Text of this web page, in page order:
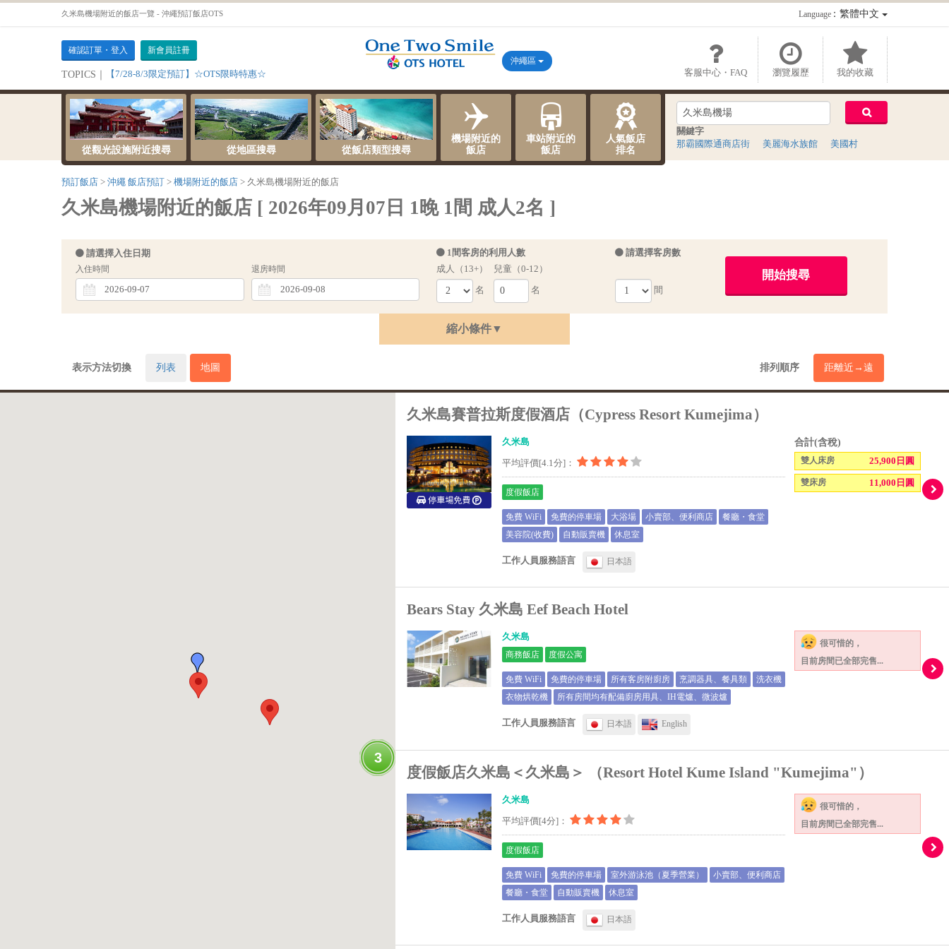
久米島機場附近的飯店一覽 - 沖繩預訂飯店OTS Language：繁體中文
確認訂單・登入 新會員註冊
TOPICS｜ 【7/28-8/3限定預訂】☆OTS限時特惠☆ 客服中心・FAQ 瀏覽履歷 我的收藏
沖繩區
從觀光設施附近搜尋 從地區搜尋 從飯店類型搜尋
機場附近的
飯店
車站附近的
飯店
人氣飯店
排名
關鍵字
那霸國際通商店街
美麗海水族館 美國村
預訂飯店 沖繩 飯店預訂 機場附近的飯店 久米島機場附近的飯店
久米島機場附近的飯店 [ 2026年09月07日 1晚 1間 成人2名 ]
請選擇入住日期
入住時間 退房時間
1間客房的利用人數
成人（13+）
名
兒童（0-12）
名
請選擇客房數
間
縮小條件▼
表示方法切換 列表 地圖 排列順序 距離近→遠
3
久米島賽普拉斯度假酒店（Cypress Resort Kumejima）
久米島
平均評價[4.1分]：
度假飯店
免費 WiFi 免費的停車場 大浴場 小賣部、便利商店
餐廳・食堂
美容院(收費)
自動販賣機 休息室
工作人員服務語言 日本語
合計(含稅)
雙人床房 25,900日圓
雙床房 11,000日圓
Bears Stay 久米島 Eef Beach Hotel
久米島
商務飯店 度假公寓
免費 WiFi 免費的停車場 所有客房附廚房 烹調器具、餐具類
洗衣機
衣物烘乾機
所有房間均有配備廚房用具、IH電爐、微波爐
工作人員服務語言 日本語 English
很可惜的，
目前房間已全部完售...
度假飯店久米島＜久米島＞ （Resort Hotel Kume Island "Kumejima"）
久米島
平均評價[4分]：
度假飯店
免費 WiFi 免費的停車場 室外游泳池（夏季營業）
小賣部、便利商店
餐廳・食堂
自動販賣機 休息室
工作人員服務語言 日本語
很可惜的，
目前房間已全部完售...